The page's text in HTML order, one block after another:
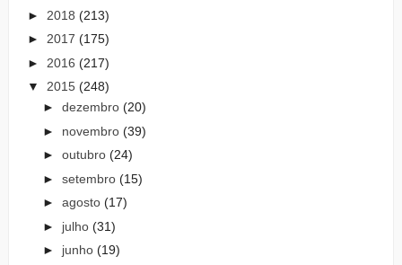
► 2018 (213)
► 2017 (175)
► 2016 (217)
▼ 2015 (248)
► dezembro (20)
► novembro (39)
► outubro (24)
► setembro (15)
► agosto (17)
► julho (31)
► junho (19)